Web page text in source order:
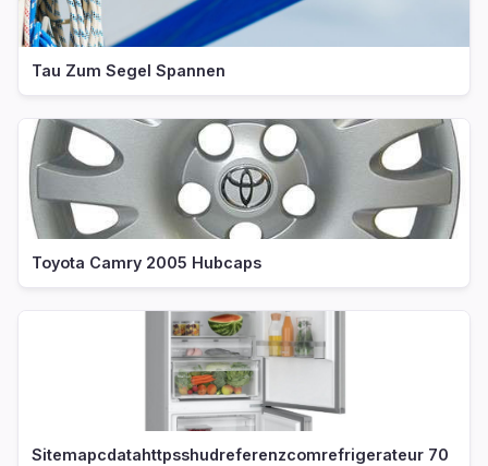
Tau Zum Segel Spannen
Toyota Camry 2005 Hubcaps
Sitemapcdatahttpsshudreferenzcomrefrigerateur 70